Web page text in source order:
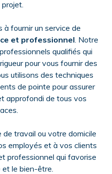
à fournir un service de
et professionnel . Notre
qualifiés qui
pour vous fournir des
utilisons des techniques
de pointe pour assurer
approfondi de tous vos
travail ou votre domicile
employés et à vos clients
professionnel qui favorise
le bien-être.